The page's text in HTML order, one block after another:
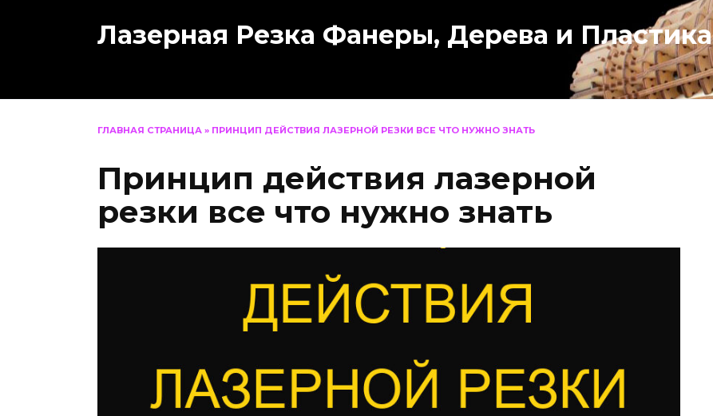
Лазерная Резка Фанеры, Дерева и Пластика
ГЛАВНАЯ СТРАНИЦА » ПРИНЦИП ДЕЙСТВИЯ ЛАЗЕРНОЙ РЕЗКИ ВСЕ ЧТО НУЖНО ЗНАТЬ
Принцип действия лазерной
резки все что нужно знать